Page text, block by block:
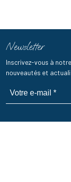
Newsletter
Inscrivez-vous à
nouveautés et